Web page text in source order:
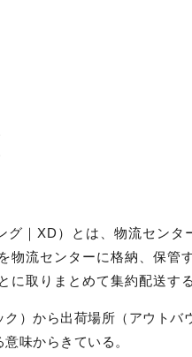
グ｜XD）とは、物流センタ
物流センターに格納、保管
に取りまとめて集約配送す
ク）から出荷場所（アウトバ
味からきている。